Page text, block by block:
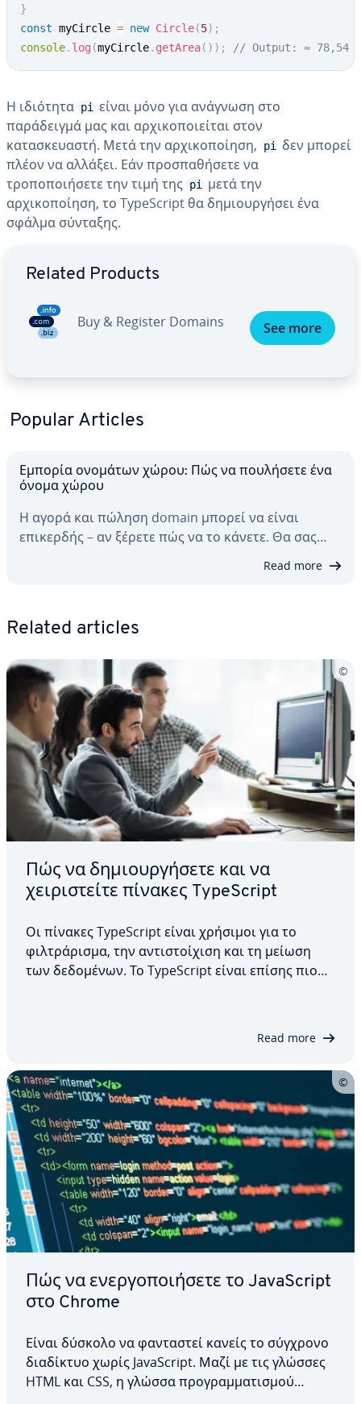
}
const myCircle = new Circle(5) ;
console. log (myCircle. getArea( ) ) ; // Output: ≈ 78,54
Η ιδιότητα pi
είναι μόνο για ανάγνωση στο
παράδειγμά μας και αρχικοποιείται στον
κατασκευαστή. Μετά την αρχικοποίηση,
pi
δεν μπορεί
πλέον να αλλάξει. Εάν προσπαθήσετε να
τροποποιήσετε την τιμή της pi
μετά την
αρχικοποίηση, το TypeScript θα δημιουργήσει ένα
σφάλμα σύνταξης.
Related Products
Buy & Register Domains See more
Popular Articles
Εμπορία ονομάτων χώρου: Πώς να πουλήσετε ένα
όνομα χώρου
Η αγορά και πώληση domain μπορεί να είναι
επικερδής – αν ξέρετε πώς να το κάνετε. Θα σας…
Read more
Related articles
Πώς να δημιουργήσετε και να
χειριστείτε πίνακες TypeScript
Οι πίνακες TypeScript είναι χρήσιμοι για το
φιλτράρισμα, την αντιστοίχιση και τη μείωση
των δεδομένων. Το TypeScript είναι επίσης πιο
Read more
Πώς να ενεργοποιήσετε το JavaScript
στο Chrome
Είναι δύσκολο να φανταστεί κανείς το σύγχρονο
διαδίκτυο χωρίς JavaScript. Μαζί με τις γλώσσες
HTML και CSS, η γλώσσα προγραμματισμού